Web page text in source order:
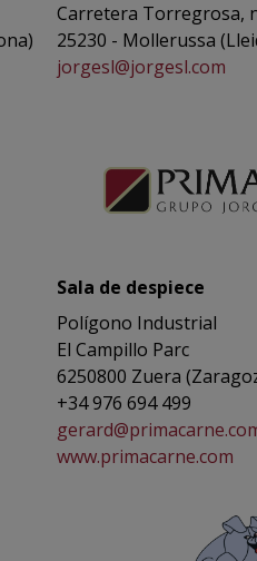
Carretera Torregrosa,
25230 - Mollerussa
jorgesl@jorgesl.com
Sala de despiece
Polígono Industrial
El Campillo Parc
6250800 Zuera
+34 976 694 499
www.primacarne.com